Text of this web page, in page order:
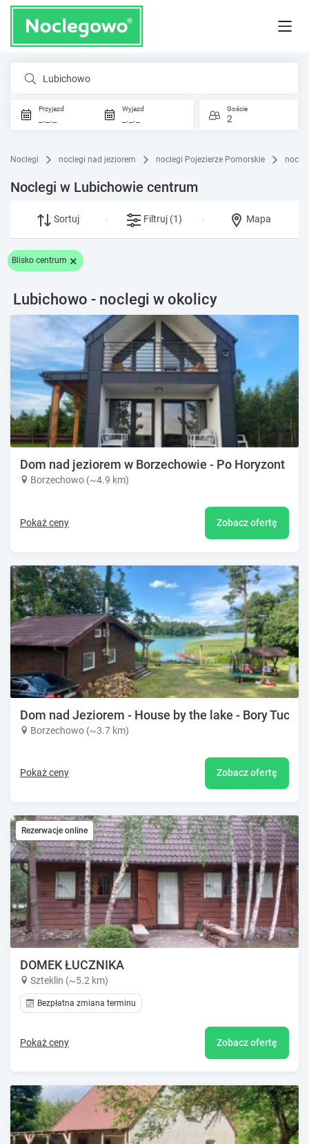
Lubichowo
Przyjazd
_._._
Wyjazd
_._._
Goście
2
Noclegi noclegi nad jeziorem noclegi Pojezierze Pomorskie
Noclegi w Lubichowie centrum
Sortuj Filtruj (1) Mapa
Blisko centrum ×
Lubichowo - noclegi w okolicy
Dom nad jeziorem w Borzechowie - Po Horyzont
Borzechowo (~4.9 km)
Pokaż ceny Zobacz ofertę
Dom nad Jeziorem - House by the lake - Bory
Borzechowo (~3.7 km)
Pokaż ceny Zobacz ofertę
Rezerwacje online
DOMEK ŁUCZNIKA
Szteklin (~5.2 km)
Bezpłatna zmiana terminu
Pokaż ceny Zobacz ofertę